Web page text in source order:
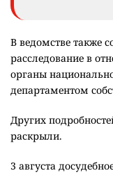
В ведомстве также
расследование в
органы
департаментом
Других
раскрыли.
3 августа